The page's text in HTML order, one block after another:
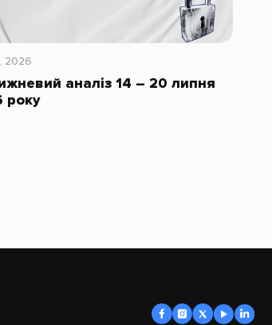
2026
аналіз 14 – 20 липня
року